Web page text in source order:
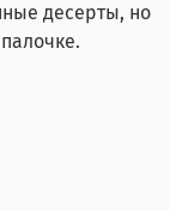
десерты, но